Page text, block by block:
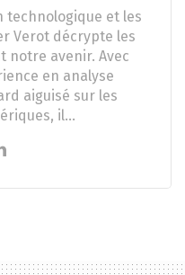
technologique et les
Verot décrypte les
notre avenir. Avec
en analyse
aiguisé sur les
il…